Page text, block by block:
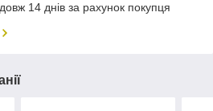
14 днів за рахунок покупця